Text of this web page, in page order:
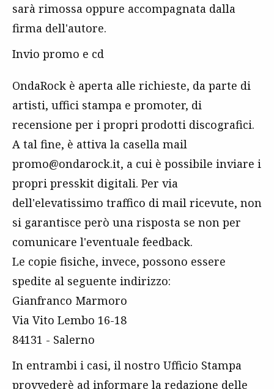
sarà rimossa oppure accompagnata dalla
firma dell'autore.
Invio promo e cd
OndaRock è aperta alle richieste, da parte di
artisti, uffici stampa e promoter, di
recensione per i propri prodotti discografici.
A tal fine, è attiva la casella mail
promo@ondarock.it, a cui è possibile inviare i
propri presskit digitali. Per via
dell'elevatissimo traffico di mail ricevute, non
si garantisce però una risposta se non per
comunicare l'eventuale feedback.
Le copie fisiche, invece, possono essere
spedite al seguente indirizzo:
Gianfranco Marmoro
Via Vito Lembo 16-18
84131 - Salerno
In entrambi i casi, il nostro Ufficio Stampa
provvederè ad informare la redazione delle